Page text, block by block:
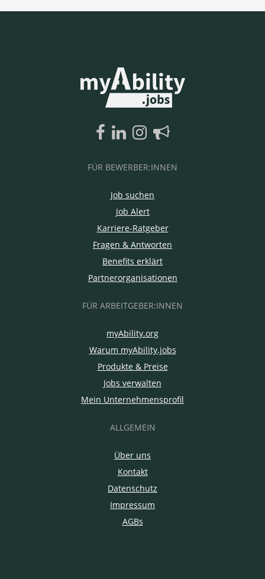
FÜR BEWERBER:INNEN
Job suchen
Job Alert
Karriere-Ratgeber
Fragen & Antworten
Benefits erklärt
Partnerorganisationen
FÜR ARBEITGEBER:INNEN
myAbility.org
Warum myAbility.jobs
Produkte & Preise
Jobs verwalten
Mein Unternehmensprofil
ALLGEMEIN
Über uns
Kontakt
Datenschutz
Impressum
AGBs